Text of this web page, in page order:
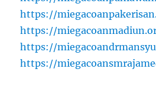
https://
https://
https://
https://